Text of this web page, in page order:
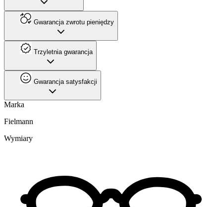
Gwarancja zwrotu pieniędzy
Trzyletnia gwarancja
Gwarancja satysfakcji
Marka
Fielmann
Wymiary